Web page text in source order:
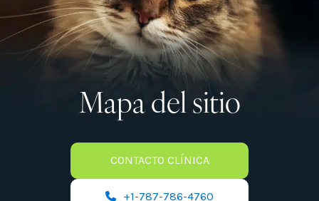
Mapa del sitio
CONTACTO CLÍNICA
+1-787-786-4760